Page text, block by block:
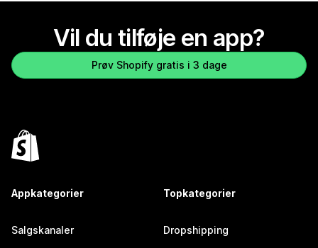
Vil du tilføje en app?
Prøv Shopify gratis i 3 dage
Appkategorier
Salgskanaler
Topkategorier
Dropshipping